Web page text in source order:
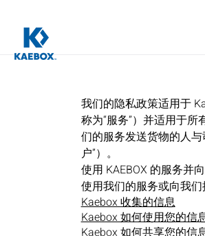
我们的隐私政策适用于
称为“服务”）并适用于
们的服务发送货物的人与
户”）。
使用 KAEBOX 的服务并
使用我们的服务或向我
Kaebox 收集的信息
Kaebox 如何使用您的信
Kaebox 如何共享您的信